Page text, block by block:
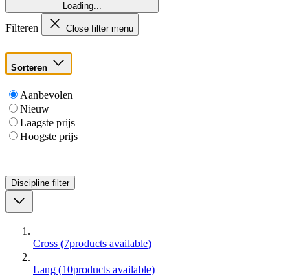
Loading...
Filteren Close filter menu
Sorteren
Aanbevolen
Nieuw
Laagste prijs
Hoogste prijs
Discipline filter
Cross (7products available)
Lang (10products available)